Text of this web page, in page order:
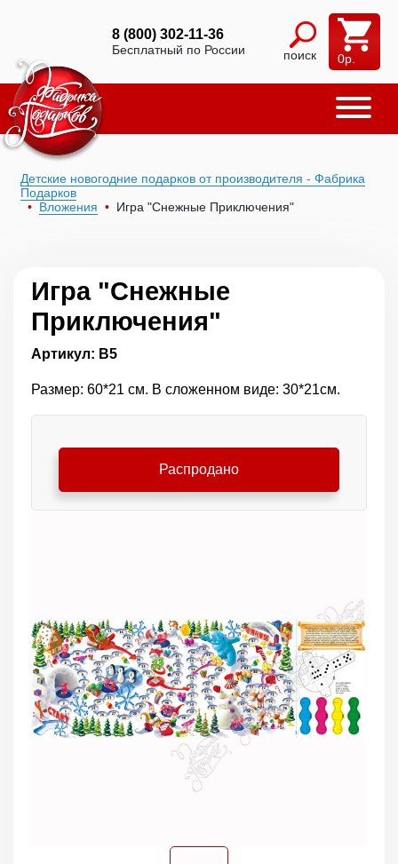
8 (800) 302-11-36
Бесплатный по России поиск 0р.
Детские новогодние подарков от производителя - Фабрика
Подарков
Вложения
Игра "Снежные Приключения"
Игра "Снежные
Приключения"
Артикул: В5
Размер: 60*21 см. В сложенном виде: 30*21см.
Распродано